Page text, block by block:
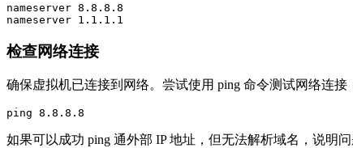
nameserver 8.8.8.8
nameserver 1.1.1.1
检查网络连接
确保虚拟机已连接到网络。尝试使用 ping 命令测试网络连接
ping 8.8.8.8
如果可以成功 ping 通外部 IP 地址，但无法解析域名，说明问